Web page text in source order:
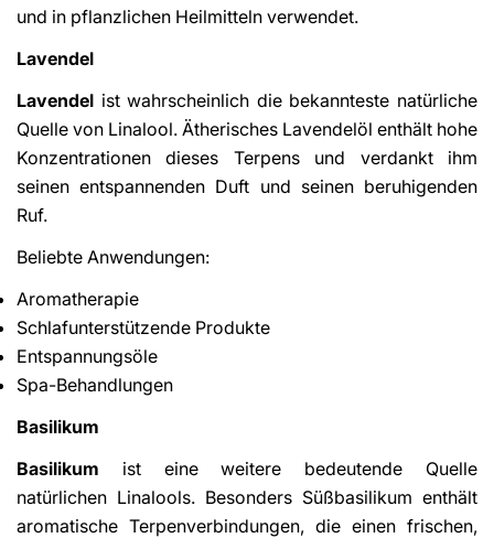
und in pflanzlichen Heilmitteln verwendet.
Lavendel
Lavendel ist wahrscheinlich die bekannteste natürliche
Quelle von Linalool. Ätherisches Lavendelöl enthält hohe
Konzentrationen dieses Terpens und verdankt ihm
seinen entspannenden Duft und seinen beruhigenden
Ruf.
Beliebte Anwendungen:
Aromatherapie
Schlafunterstützende Produkte
Entspannungsöle
Spa-Behandlungen
Basilikum
Basilikum ist eine weitere bedeutende Quelle
natürlichen Linalools. Besonders Süßbasilikum enthält
aromatische Terpenverbindungen, die einen frischen,